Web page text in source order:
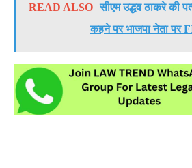
READ ALSO सीएम उद्धव ठाकरे की
कहने पर भाजपा नेता पर